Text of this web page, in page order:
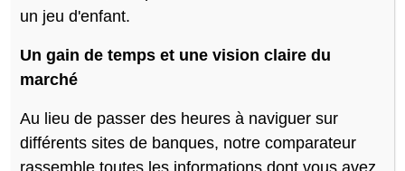
un jeu d'enfant.
Un gain de temps et une vision claire du
marché
Au lieu de passer des heures à naviguer sur
différents sites de banques, notre comparateur
rassemble toutes les informations dont vous avez